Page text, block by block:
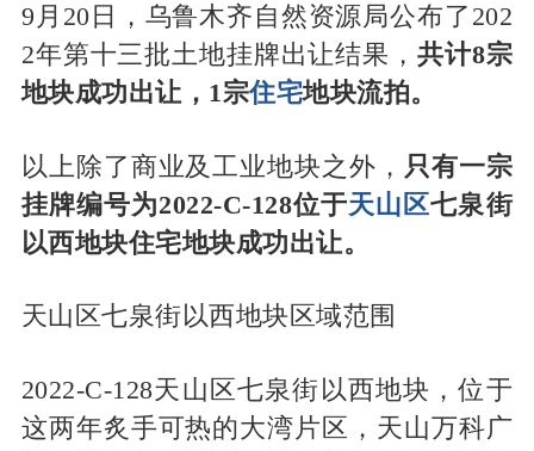
9月20日，乌鲁木齐自然资源局公布了202
2年第十三批土地挂牌出让结果， 共计8宗
地块成功出让，1宗住宅地块流拍。
以上除了商业及工业地块之外， 只有一宗
挂牌编号为2022-C-128位于天山区七泉街
以西地块住宅地块成功出让。
天山区七泉街以西地块区域范围
2022-C-128天山区七泉街以西地块，位于
这两年炙手可热的大湾片区，天山万科广